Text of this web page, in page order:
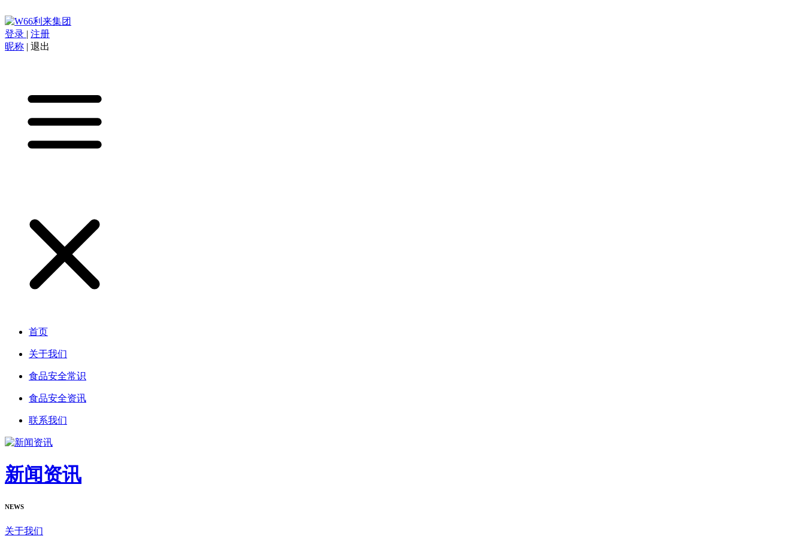
登录 | 注册
昵称 | 退出
首页
关于我们
食品安全常识
食品安全资讯
联系我们
新闻资讯
NEWS
关于我们